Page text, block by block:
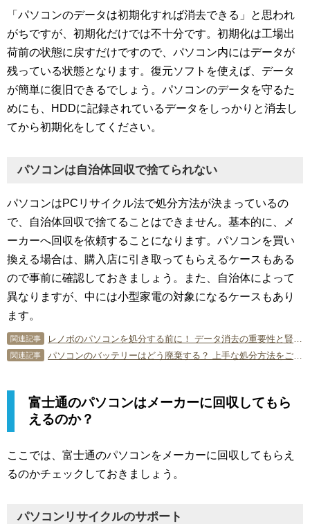
「パソコンのデータは初期化すれば消去できる」と思われ
がちですが、初期化だけでは不十分です。初期化は工場出
荷前の状態に戻すだけですので、パソコン内にはデータが
残っている状態となります。復元ソフトを使えば、データ
が簡単に復旧できるでしょう。パソコンのデータを守るた
めにも、HDDに記録されているデータをしっかりと消去し
てから初期化をしてください。
パソコンは自治体回収で捨てられない
パソコンはPCリサイクル法で処分方法が決まっているの
で、自治体回収で捨てることはできません。基本的に、メ
ーカーへ回収を依頼することになります。パソコンを買い
換える場合は、購入店に引き取ってもらえるケースもある
ので事前に確認しておきましょう。また、自治体によって
異なりますが、中には小型家電の対象になるケースもあり
ます。
関連記事
関連記事
富士通のパソコンはメーカーに回収してもら
えるのか？
ここでは、富士通のパソコンをメーカーに回収してもらえ
るのかチェックしておきましょう。
パソコンリサイクルのサポート